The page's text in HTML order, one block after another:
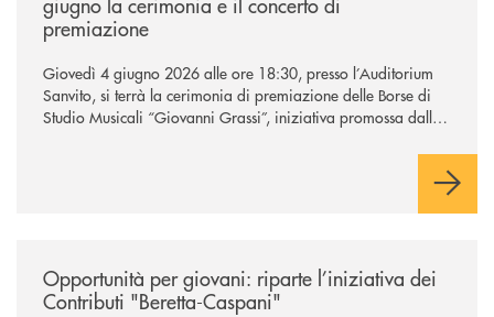
premiazione
Giovedì 4 giugno 2026 alle ore 18:30, presso l’Auditorium
Sanvito, si terrà la cerimonia di premiazione delle Borse di
Studio Musicali “Giovanni Grassi”, iniziativa promossa dalla
Opportunità per giovani: riparte l’iniziativa dei
Contributi "Beretta-Caspani"